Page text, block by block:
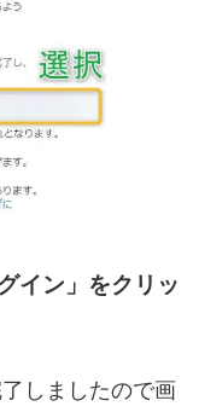
イン」をクリッ
しましたので画